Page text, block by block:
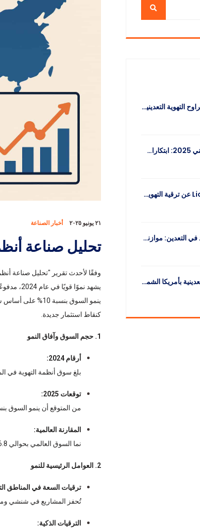
تسارع سوق مراوح التهوية التعدينية 2025
يوم هاودن التقني 2025: ابتكارات تهوية التعدين
إعلان Lion One عن ترقية التهوية وإنتاج الذهب Q1
التهوية والتبريد في التعدين: موازنة الكفاءة والسلامة
ندوة التهوية التعدينية بأمريكا الشمالية 2025
٢١ يونيو ٢٠٢٥ أخبار الصناعة
تحليل صناعة
وفقًا لأحدث تقرير "تحليل صناعة
يشهد
كنقاط استثمار جديدة.
1. حجم السوق وآفاق النمو
أرقام 2024:
بلغ سوق أنظمة التهوية في المناجم في الصين 42 مليار
توقعات 2025:
من المتوقع أن ينمو السوق بنسبة 10% ليصل إلى حوالي 46.2
المقارنة العالمية:
نما السوق العالمي بحوالي 6.8% خلال نفس الفترة؛ وتواصل حصة الصين في النمو.
2. العوامل الرئيسية للنمو
ترقيات السعة في المناطق
تُحفز المشاريع في شنشي
الترقيات الذكية: